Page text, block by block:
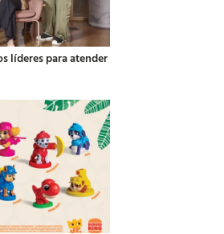
líderes para atender